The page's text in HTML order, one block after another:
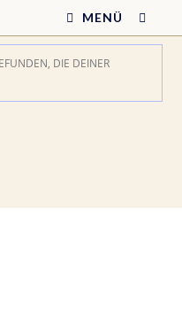
MENÜ
DIE DEINER